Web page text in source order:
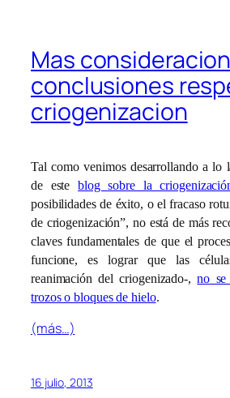
Mas
conclusiones
criogenizacion
Tal como venimos desarrollando a lo
de esteblog sobre la
posibilidades de éxito, o el fracaso
de criogenización”, no está de más
claves fundamentales de que el
funcione, es lograr que las
reanimación del criogenizado-,no
trozos o bloques de hielo.
(más…)
16 julio, 2013